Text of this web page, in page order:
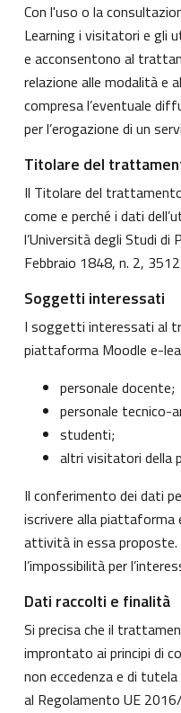
Con l'uso o la
Learning i visitatori e gli
e acconsentono al
relazione alle modalità e
compresa l’eventuale
per l’erogazione di un
Titolare del
Il Titolare del
come e perché i dati
l’Università degli Studi di
Febbraio 1848, n. 2,
Soggetti interessati
I soggetti interessati al
piattaforma Moodle e-
personale docente;
personale tecnico-
studenti;
altri visitatori della
Il conferimento dei dati
iscrivere alla piattaforma
attività in essa
l’impossibilità per
Dati raccolti e finalità
Si precisa che il
improntato ai principi di
non eccedenza e di
al Regolamento UE